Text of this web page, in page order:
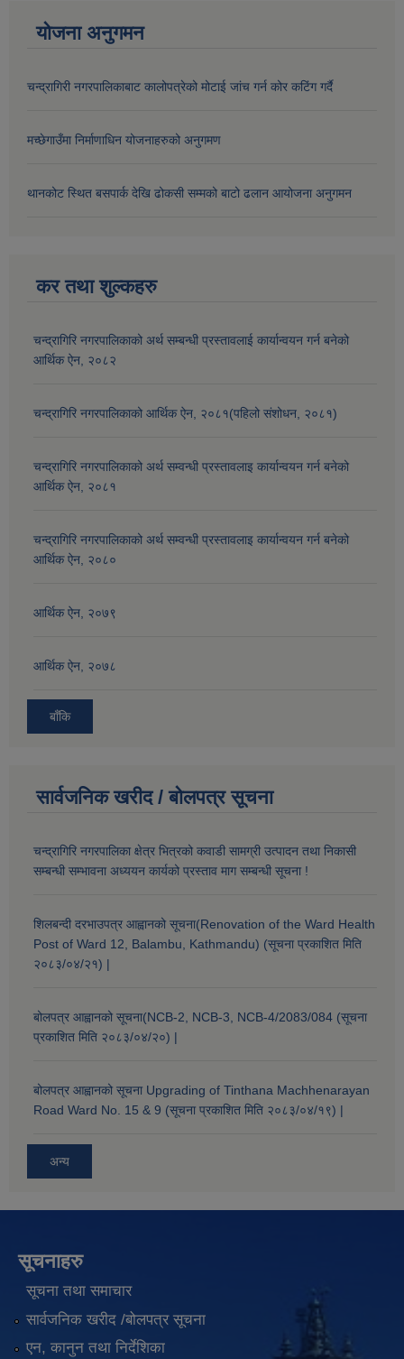
योजना अनुगमन
चन्द्रागिरी नगरपालिकाबाट कालोपत्रेको मोटाई जांच गर्न कोर कटिंग गर्दै
मच्छेगाउँमा निर्माणाधिन योजनाहरुको अनुगमण
थानकोट स्थित बसपार्क देखि ढोकसी सम्मको बाटो ढलान आयोजना अनुगमन
कर तथा शुल्कहरु
चन्द्रागिरि नगरपालिकाको अर्थ सम्बन्धी प्रस्तावलाई कार्यान्वयन गर्न बनेको
आर्थिक ऐन, २०८२
चन्द्रागिरि नगरपालिकाको आर्थिक ऐन, २०८१(पहिलो संशोधन, २०८१)
चन्द्रागिरि नगरपालिकाको अर्थ सम्वन्धी प्रस्तावलाइ कार्यान्वयन गर्न बनेको
आर्थिक ऐन, २०८१
चन्द्रागिरि नगरपालिकाको अर्थ सम्वन्धी प्रस्तावलाइ कार्यान्वयन गर्न बनेको
आर्थिक ऐन, २०८०
आर्थिक ऐन, २०७९
आर्थिक ऐन, २०७८
बाँकि
सार्वजनिक खरीद / बोलपत्र सूचना
चन्द्रागिरि नगरपालिका क्षेत्र भित्रको कवाडी सामग्री उत्पादन तथा निकासी
सम्बन्धी सम्भावना अध्ययन कार्यको प्रस्ताव माग सम्बन्धी सूचना !
शिलबन्दी दरभाउपत्र आह्वानको सूचना(Renovation of the Ward Health
Post of Ward 12, Balambu, Kathmandu) (सूचना प्रकाशित मिति
२०८३/०४/२१) |
बोलपत्र आह्वानको सूचना(NCB-2, NCB-3, NCB-4/2083/084 (सूचना
प्रकाशित मिति २०८३/०४/२०) |
बोलपत्र आह्वानको सूचना Upgrading of Tinthana Machhenarayan
Road Ward No. 15 & 9 (सूचना प्रकाशित मिति २०८३/०४/१९) |
अन्य
सूचनाहरु
सूचना तथा समाचार
सार्वजनिक खरीद /बोलपत्र सूचना
एन, कानुन तथा निर्देशिका